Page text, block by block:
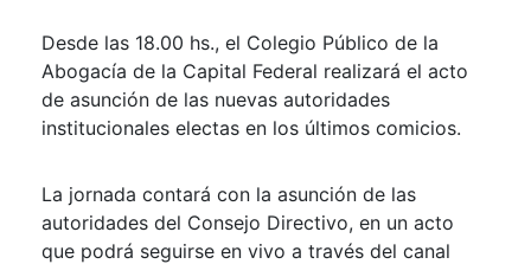
Desde las 18.00 hs., el Colegio Público de la
Abogacía de la Capital Federal realizará el acto
de asunción de las nuevas autoridades
institucionales electas en los últimos comicios.
La jornada contará con la asunción de las
autoridades del Consejo Directivo, en un acto
que podrá seguirse en vivo a través del canal